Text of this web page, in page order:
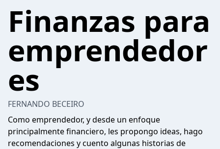
Finanzas para
emprendedor
es
FERNANDO BECEIRO
Como emprendedor, y desde un enfoque
principalmente financiero, les propongo ideas, hago
recomendaciones y cuento algunas historias de